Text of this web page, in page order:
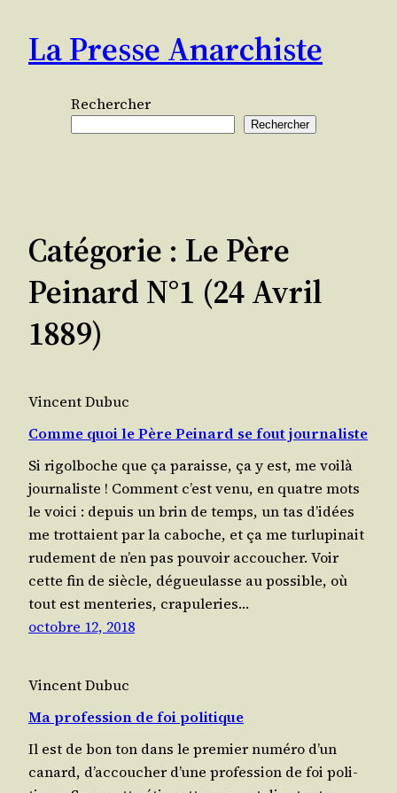
contenu
La Presse Anarchiste
Rechercher
Rechercher
Catégorie : Le Père
Peinard N°1 (24 Avril
1889)
Vincent Dubuc
Comme quoi le Père Peinard se fout journaliste
Si rigol­boche que ça paraisse, ça y est, me voi­là
journaliste ! Com­ment c’est venu, en quatre mots
le voi­ci : depuis un brin de temps, un tas d’idées
me trot­taient par la caboche, et ça me tur­lu­pi­nait
rude­ment de n’en pas pou­voir accou­cher. Voir
cette fin de siècle, dégueu­lasse au pos­sible, où
tout est men­te­ries, cra­pu­le­ries…
octobre 12, 2018
Vincent Dubuc
Ma profession de foi politique
Il est de bon ton dans le pre­mier numé­ro d’un
canard, d’accoucher d’une pro­fes­sion de foi poli­